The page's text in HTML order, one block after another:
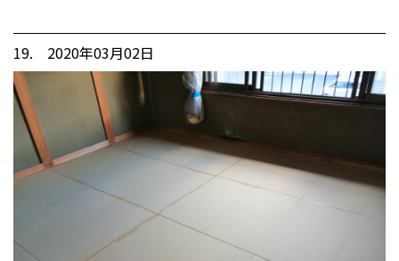
19. 2020年03月02日